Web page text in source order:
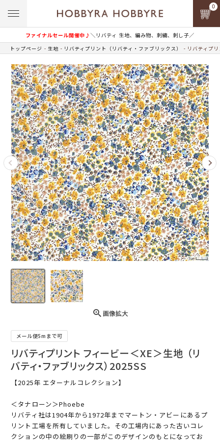
ファイナルセール開催中♪＼リバティ 生地、編み物、刺繍、刺し子／
0
トップページ 生地 リバティプリント（リバティ・ファブリックス） リバティプ
画像拡大
メール便5mまで可
リバティプリント フィービー＜XE＞生地 （リ
バティ・ファブリックス）2025SS
【2025年 エターナルコレクション】
＜タナローン＞Phoebe
リバティ社は1904年から1972年までマートン・アビーにあるプ
リント工場を所有していました。その工場内にあった古いコレ
クションの中の絵刷りの一部がこのデザインのもとになってお